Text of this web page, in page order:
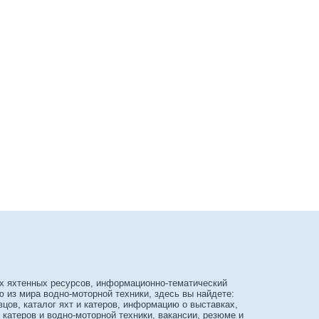
ресурсов, информационно-тематический
мира водно-моторной техники, здесь вы найдете:
каталог яхт и катеров, информацию о выставках,
и водно-моторной техники, вакансии, резюме и